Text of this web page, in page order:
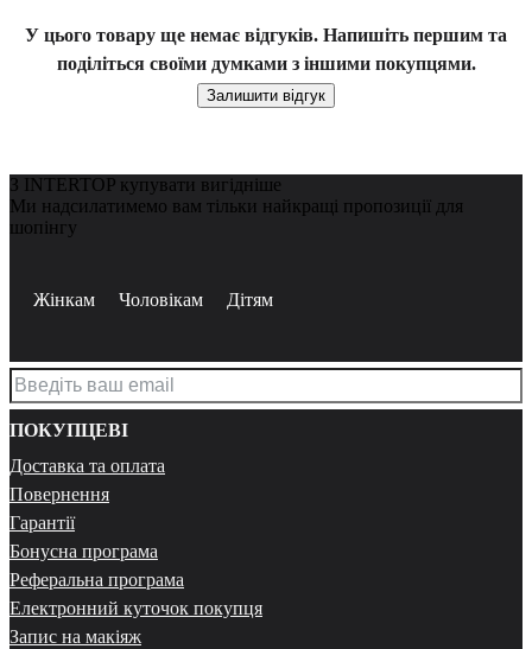
У цього товару ще немає відгуків. Напишіть першим та
поділіться своїми думками з іншими покупцями.
Залишити відгук
З INTERTOP купувати вигідніше
Ми надсилатимемо вам тільки найкращі пропозиції для
шопінгу
Жінкам Чоловікам Дітям
ПОКУПЦЕВІ
Доставка та оплата
Повернення
Гарантії
Бонусна програма
Реферальна програма
Електронний куточок покупця
Запис на макіяж